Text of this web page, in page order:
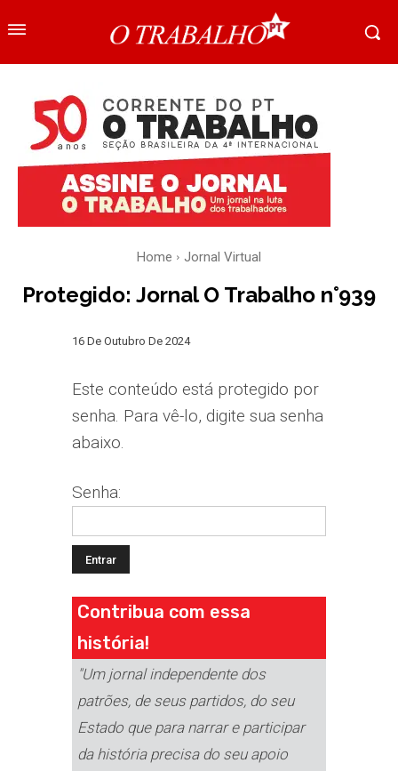
Home Jornal Virtual
Protegido: Jornal O Trabalho n°939
16 De Outubro De 2024
Este conteúdo está protegido por
senha. Para vê-lo, digite sua senha
abaixo.
Senha:
Contribua com essa
história!
"Um jornal independente dos
patrões, de seus partidos, do seu
Estado que para narrar e participar
da história precisa do seu apoio